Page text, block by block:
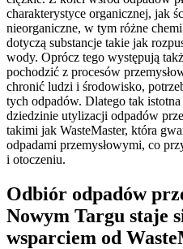
charakterystyce organicznej, jak
nieorganiczne, w tym różne
dotyczą substancje takie jak
wody. Oprócz tego występują
pochodzić z procesów
chronić ludzi i środowisko,
tych odpadów. Dlatego tak
dziedzinie utylizacji odpadów
takimi jak WasteMaster, która
odpadami przemysłowymi, co
i otoczeniu.
Odbiór odpadów
Nowym Targu staje
wsparciem od